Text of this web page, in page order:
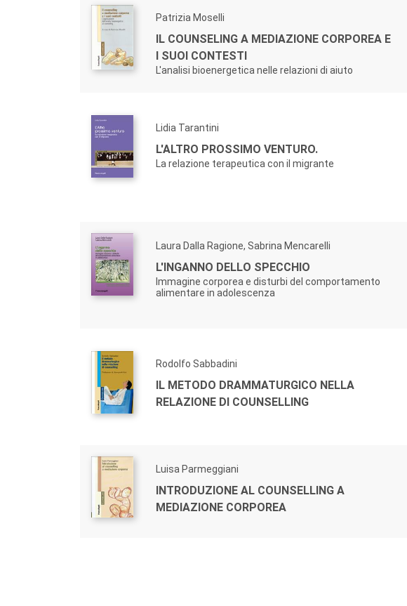
Patrizia Moselli
IL COUNSELING A MEDIAZIONE CORPOREA E
I SUOI CONTESTI
L'analisi bioenergetica nelle relazioni di aiuto
Lidia Tarantini
L'ALTRO PROSSIMO VENTURO.
La relazione terapeutica con il migrante
Laura Dalla Ragione, Sabrina Mencarelli
L'INGANNO DELLO SPECCHIO
Immagine corporea e disturbi del comportamento
alimentare in adolescenza
Rodolfo Sabbadini
IL METODO DRAMMATURGICO NELLA
RELAZIONE DI COUNSELLING
Luisa Parmeggiani
INTRODUZIONE AL COUNSELLING A
MEDIAZIONE CORPOREA